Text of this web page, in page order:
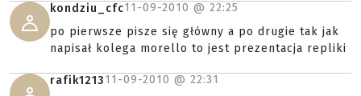
kondziu_cfc11-09-2010 @ 22:25
po pierwsze pisze się główny a po drugie tak jak
napisał kolega morello to jest prezentacja repliki
rafik121311-09-2010 @ 22:31